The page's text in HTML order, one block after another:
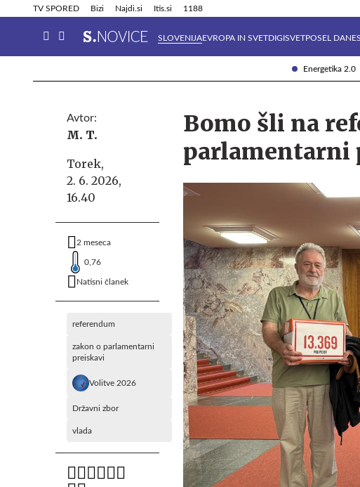
Energetika 2.0
TV SPORED Bizi Najdi.si Itis.si 1188
SLOVENIJAEVROPA IN SVETDIGISVETPOSEL DANES
Info in obvestila Tehnik
Avtor:
M. T.
Torek,
2. 6. 2026,
16.40
2 meseca
0,76
Natisni članek
referendum
zakon o parlamentarni
preiskavi
Volitve 2026
Državni zbor
vlada
Bomo šli na
parlamentarni